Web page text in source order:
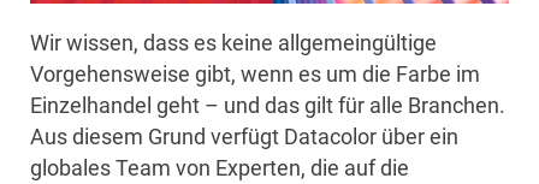
Wir wissen, dass es keine allgemeingültige
Vorgehensweise gibt, wenn es um die Farbe im
Einzelhandel geht – und das gilt für alle Branchen.
Aus diesem Grund verfügt Datacolor über ein
globales Team von Experten, die auf die